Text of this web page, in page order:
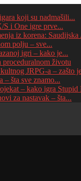
koji su nadmašili...
i One igre prve...
iz korena: Saudijska
polju – sve...
igri – kako je...
životu
JRPG-a – zašto
– šta sve znamo...
– kako igra Stupid
za nastavak – šta...